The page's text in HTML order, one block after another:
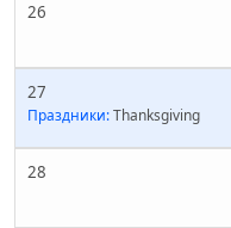
26
27
Праздники:Thanksgiving
28